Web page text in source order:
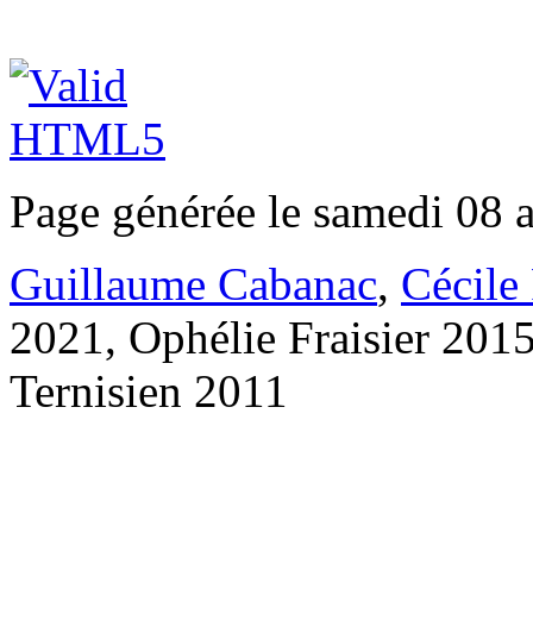
Page générée le samedi
Guillaume Cabanac, Cécile
2021, Ophélie Fraisier
Ternisien 2011